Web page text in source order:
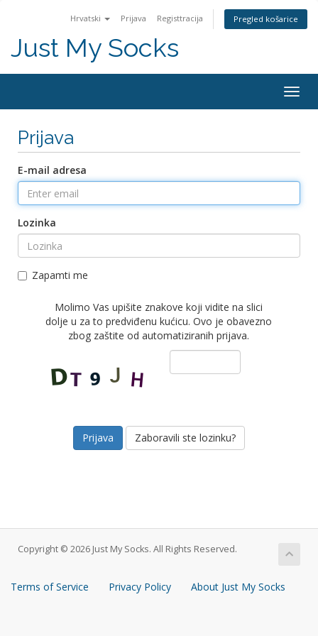
Hrvatski Prijava Registtracija Pregled košarice
Just My Socks
Prijava
E-mail adresa
Lozinka
Zapamti me
Molimo Vas upišite znakove koji vidite na slici
dolje u za to predviđenu kućicu. Ovo je obavezno
zbog zaštite od automatiziranih prijava.
Zaboravili ste lozinku?
Copyright © 2026 Just My Socks. All Rights Reserved.
Terms of Service Privacy Policy About Just My Socks